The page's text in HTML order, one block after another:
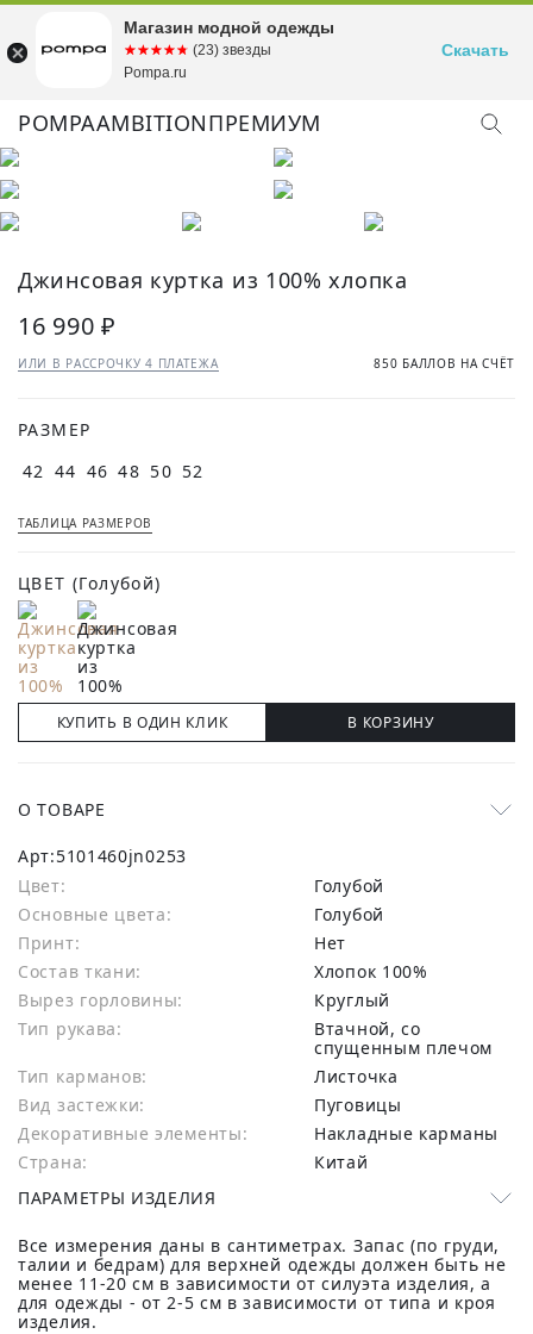
POMPAAMBITIONПРЕМИУМ
КУПИТЬ ОБРАЗ
Джинсовая куртка из 100% хлопка
16 990 ₽
ИЛИ В РАССРОЧКУ 4 ПЛАТЕЖА 850 БАЛЛОВ НА СЧЁТ
РАЗМЕР
42 44 46 48 50 52
ТАБЛИЦА РАЗМЕРОВ
ЦВЕТ (Голубой)
КУПИТЬ В ОДИН КЛИК В КОРЗИНУ
О ТОВАРЕ
Арт:5101460jn0253
Цвет:
Голубой
Основные цвета:
голубой
Принт:
Нет
Состав ткани:
хлопок 100%
Вырез горловины:
Круглый
Тип рукава:
Втачной, со
спущенным плечом
Тип карманов:
Листочка
Вид застежки:
Пуговицы
Декоративные элементы:
Накладные карманы
Страна:
Китай
ПАРАМЕТРЫ ИЗДЕЛИЯ
Все измерения даны в сантиметрах. Запас (по груди,
талии и бедрам) для верхней одежды должен быть не
менее 11-20 см в зависимости от силуэта изделия, а
для одежды - от 2-5 см в зависимости от типа и кроя
изделия.
Магазин модной одежды
☆☆☆☆☆
★★★★★ (23) звезды
Pompa.ru
Скачать